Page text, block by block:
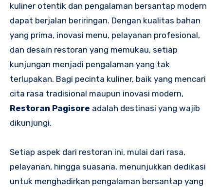
kuliner otentik dan pengalaman bersantap modern
dapat berjalan beriringan. Dengan kualitas bahan
yang prima, inovasi menu, pelayanan profesional,
dan desain restoran yang memukau, setiap
kunjungan menjadi pengalaman yang tak
terlupakan. Bagi pecinta kuliner, baik yang mencari
cita rasa tradisional maupun inovasi modern,
Restoran Pagisore adalah destinasi yang wajib
dikunjungi.
Setiap aspek dari restoran ini, mulai dari rasa,
pelayanan, hingga suasana, menunjukkan dedikasi
untuk menghadirkan pengalaman bersantap yang